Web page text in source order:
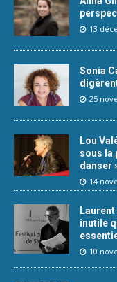
13
Sonia
25
Lou
sous la
danser
14
inutile
10